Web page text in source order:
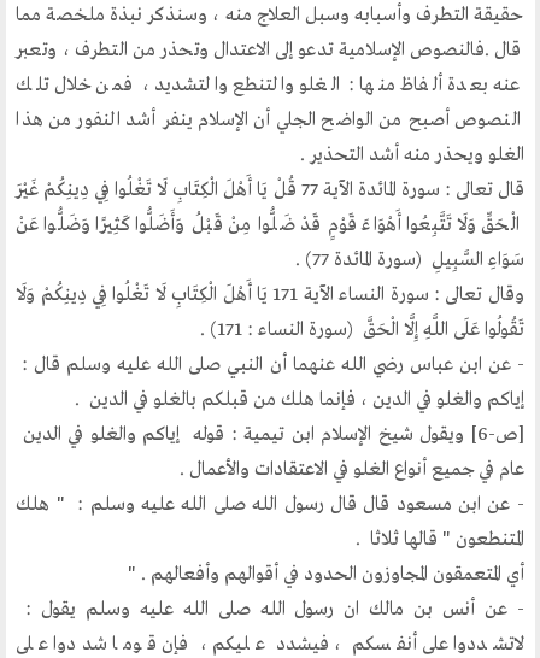
نشاطاتنا
المحاضرات
بيانات
رحلات
ندوات
اخرى
مركز الدراسات
دراسات في الوسطية والتطرف والارهاب
من نحن
نشاطاتنا
أقسام المنتدى
إصدارات الوسطية
قطاع المرأة
قطاع الشباب
حقيقة التطرف وأسبابه وسبل العلاج منه ، وسنذكر نبذة ملخصة مما
قال .فالنصوص الإسلامية تدعو إلى الاعتدال وتحذر من التطرف ، وتعبر
عنه بعدة ألفاظ منها : الغلو والتنطع والتشديد ، فمن خلال تلك
النصوص أصبح من الواضح الجلي أن الإسلام ينفر أشد النفور من هذا
الغلو ويحذر منه أشد التحذير .
قال تعالى : سورة المائدة الآية 77 قُلْ يَا أَهْلَ الْكِتَابِ لَا تَغْلُوا فِي دِينِكُمْ غَيْرَ
الْحَقِّ وَلَا تَتَّبِعُوا أَهْوَاءَ قَوْمٍ قَدْ ضَلُّوا مِنْ قَبْلُ وَأَضَلُّوا كَثِيرًا وَضَلُّوا عَنْ
سَوَاءِ السَّبِيلِ (سورة المائدة 77) .
وقال تعالى : سورة النساء الآية 171 يَا أَهْلَ الْكِتَابِ لَا تَغْلُوا فِي دِينِكُمْ وَلَا
تَقُولُوا عَلَى اللَّهِ إِلَّا الْحَقَّ (سورة النساء : 171) .
- عن ابن عباس رضي الله عنهما أن النبي صلى الله عليه وسلم قال :
إياكم والغلو في الدين ، فإنما هلك من قبلكم بالغلو في الدين .
[ص-6] ويقول شيخ الإسلام ابن تيمية : قوله إياكم والغلو في الدين
عام في جميع أنواع الغلو في الاعتقادات والأعمال .
- عن ابن مسعود قال قال رسول الله صلى الله عليه وسلم : " هلك
المتنطعون " قالها ثلاثا .
أي المتعمقون المجاوزون الحدود في أقوالهم وأفعالهم . "
- عن أنس بن مالك ان رسول الله صلى الله عليه وسلم يقول :
لاتشددوا على أنفسكم ، فيشدد عليكم ، فإن قوما شددوا على